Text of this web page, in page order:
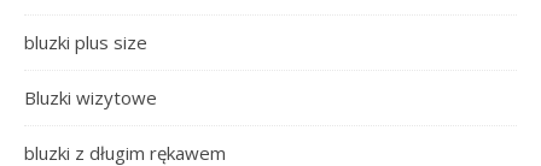
bluzki plus size
Bluzki wizytowe
bluzki z długim rękawem